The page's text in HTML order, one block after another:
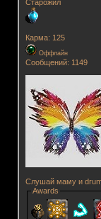
Старожил
Карма: 125
Оффлайн
Сообщений: 1149
Слушай маму и
Awards